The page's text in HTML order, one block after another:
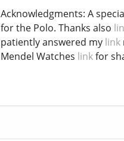
Acknowledgments: A
for the Polo. Thanks also
patiently answered my link
Mendel Watches linkfor